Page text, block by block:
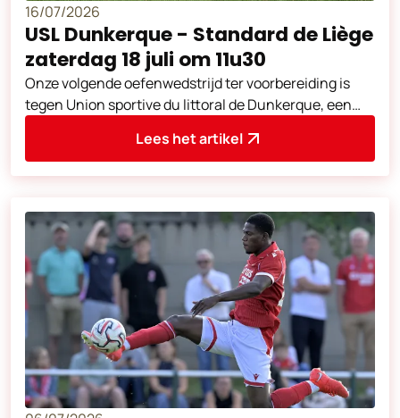
16/07/2026
USL Dunkerque - Standard de Liège
zaterdag 18 juli om 11u30
Onze volgende oefenwedstrijd ter voorbereiding is
tegen Union sportive du littoral de Dunkerque, een
Lees het artikel